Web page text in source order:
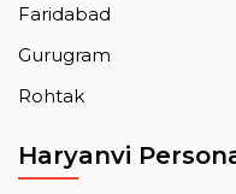
Faridabad
Gurugram
Rohtak
Haryanvi